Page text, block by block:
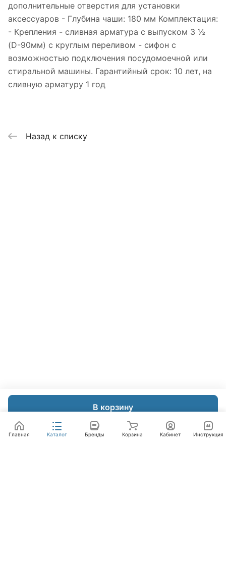
В корзину
дополнительные отверстия для установки
аксессуаров - Глубина чаши: 180 мм Комплектация:
- Крепления - сливная арматура с выпуском 3 ½
(D-90мм) с круглым переливом - сифон с
возможностью подключения посудомоечной или
стиральной машины. Гарантийный срок: 10 лет, на
сливную арматуру 1 год
Назад к списку
Главная Каталог Бренды Корзина Кабинет Инструкция